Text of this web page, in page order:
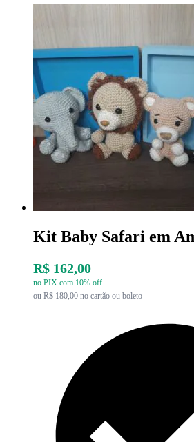
Kit Baby Safari em
R$ 162,00
no PIX com 10% off
ou R$ 180,00 no cartão ou boleto